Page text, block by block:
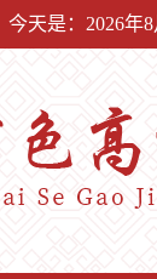
今天是：2026年